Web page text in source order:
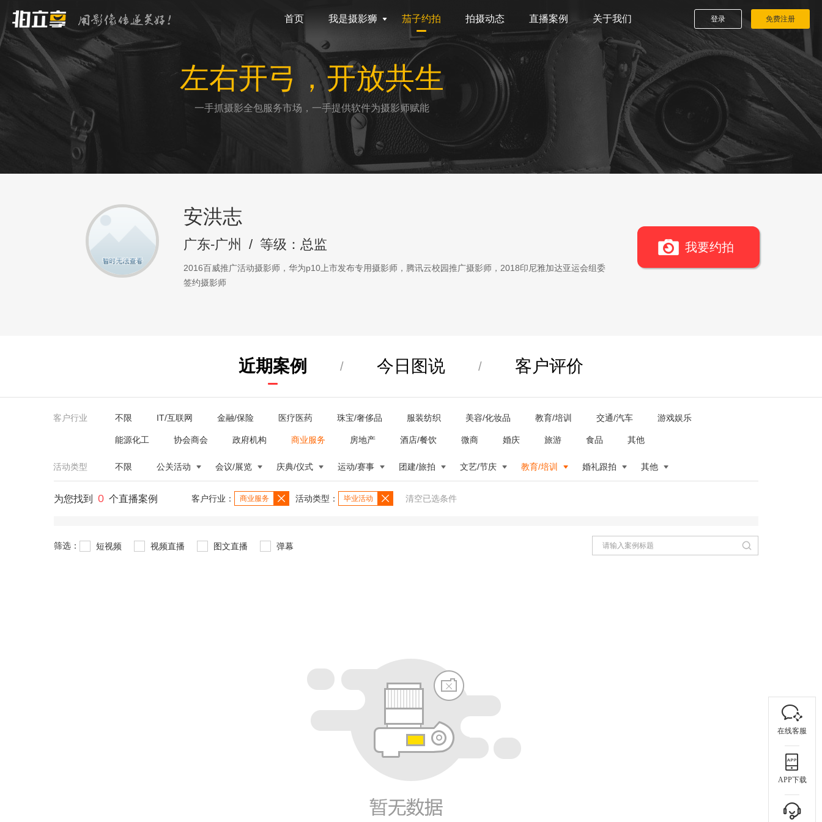
首页 我是摄影狮 茄子约拍 拍摄动态 直播案例 关于我们 登录 免费注册
左右开弓，开放共生
一手抓摄影全包服务市场，一手提供软件为摄影师赋能
安洪志
广东-广州 / 等级：总监
2016百威推广活动摄影师，华为p10上市发布专用摄影师，腾讯云校园推广摄影师，2018印尼雅加达亚运会组委
签约摄影师
我要约拍
近期案例 / 今日图说 / 客户评价
客户行业 不限 IT/互联网 金融/保险 医疗医药 珠宝/奢侈品 服装纺织 美容/化妆品 教育/培训 交通/汽车 游戏娱乐
能源化工 协会商会 政府机构 商业服务 房地产 酒店/餐饮 微商 婚庆 旅游 食品 其他
活动类型 不限 公关活动 会议/展览 庆典/仪式 运动/赛事 团建/旅拍 文艺/节庆 教育/培训 婚礼跟拍 其他
为您找到 0 个直播案例 客户行业： 商业服务 活动类型： 毕业活动 清空已选条件
筛选： 短视频 视频直播 图文直播 弹幕
在线客服
APP下载